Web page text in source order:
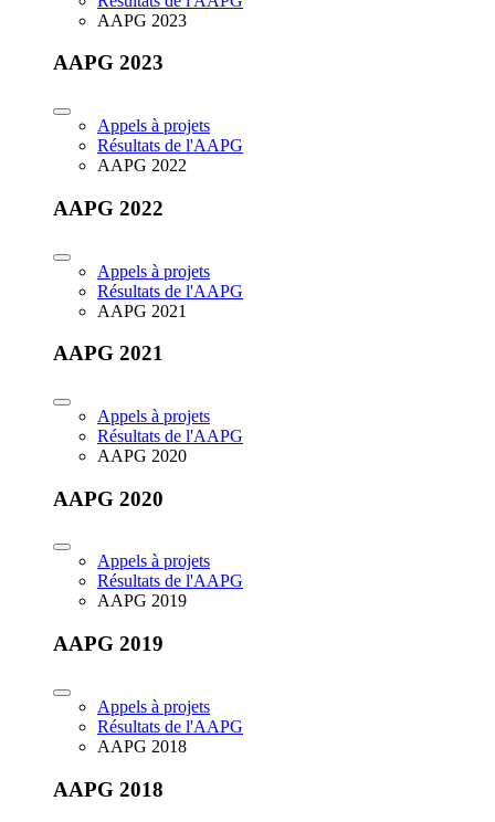
AAPG 2023
AAPG 2023
Appels à projets
Résultats de l'AAPG
AAPG 2022
AAPG 2022
Appels à projets
Résultats de l'AAPG
AAPG 2021
AAPG 2021
Appels à projets
Résultats de l'AAPG
AAPG 2020
AAPG 2020
Appels à projets
Résultats de l'AAPG
AAPG 2019
AAPG 2019
Appels à projets
Résultats de l'AAPG
AAPG 2018
AAPG 2018